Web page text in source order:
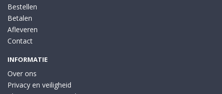
Bestellen
Betalen
Afleveren
Contact
INFORMATIE
Over ons
Privacy en veiligheid